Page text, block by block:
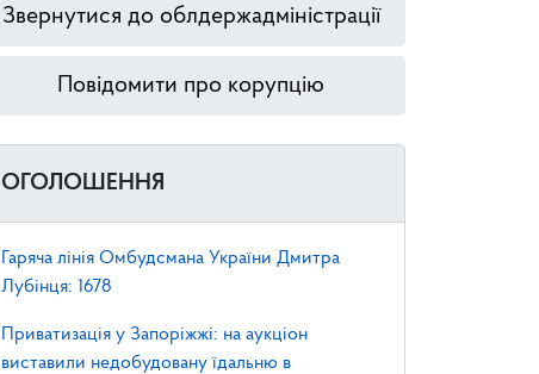
Звернутися до облдержадміністрації
Повідомити про корупцію
ОГОЛОШЕННЯ
Гаряча лінія Омбудсмана України Дмитра
Лубінця: 1678
Приватизація у Запоріжжі: на аукціон
виставили недобудовану їдальню в